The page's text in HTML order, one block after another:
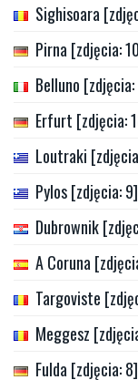
Sighisoara
Pirna [zdjęcia:
Belluno
Erfurt [zdjęcia:
Loutraki
Pylos [zdjęcia: 9]
Dubrownik
A Coruna
Targoviste
Meggesz
Fulda [zdjęcia: 8]